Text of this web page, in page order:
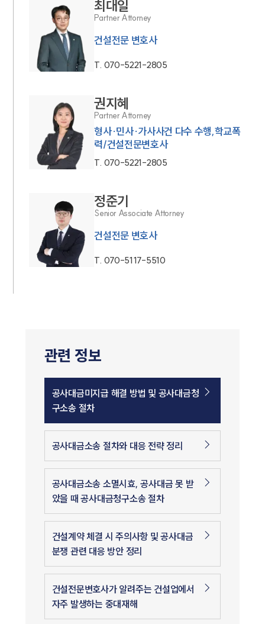
최대일
Partner Attorney
건설전문 변호사
T. 070-5221-2805
권지혜
Partner Attorney
형사·민사·가사사건 다수 수행,학교폭
력/건설전문변호사
T. 070-5221-2805
정준기
Senior Associate Attorney
건설전문 변호사
T. 070-5117-5510
관련 정보
공사대금미지급 해결 방법 및 공사대금청
구소송 절차
공사대금소송 절차와 대응 전략 정리
공사대금소송 소멸시효, 공사대금 못 받
았을 때 공사대금청구소송 절차
건설계약 체결 시 주의사항 및 공사대금
분쟁 관련 대응 방안 정리
건설전문변호사가 알려주는 건설업에서
자주 발생하는 중대재해